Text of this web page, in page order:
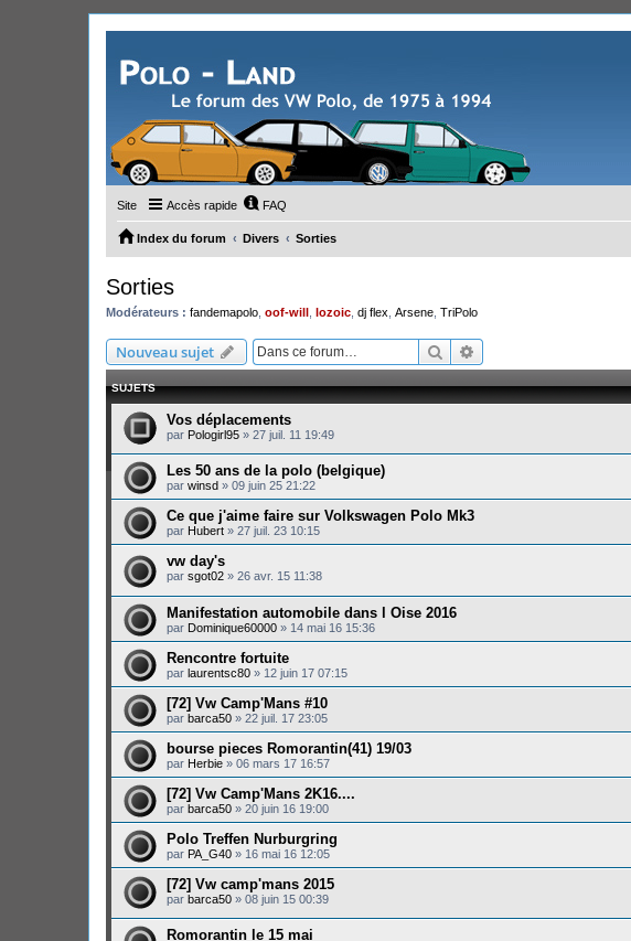
Site Accès rapide FAQ
Index du forum Divers Sorties
Sorties
Modérateurs : fandemapolo oof-will lozoic dj flex Arsene TriPolo
Nouveau sujet Rechercher
SUJETS
Vos déplacements
par Pologirl95 » 27 juil. 11 19:49
Les 50 ans de la polo (belgique)
par winsd » 09 juin 25 21:22
Ce que j'aime faire sur Volkswagen Polo Mk3
par Hubert » 27 juil. 23 10:15
vw day's
par sgot02 » 26 avr. 15 11:38
Manifestation automobile dans l Oise 2016
par Dominique60000 » 14 mai 16 15:36
Rencontre fortuite
par laurentsc80 » 12 juin 17 07:15
[72] Vw Camp'Mans #10
par barca50 » 22 juil. 17 23:05
bourse pieces Romorantin(41) 19/03
par Herbie » 06 mars 17 16:57
[72] Vw Camp'Mans 2K16....
par barca50 » 20 juin 16 19:00
Polo Treffen Nurburgring
par PA_G40 » 16 mai 16 12:05
[72] Vw camp'mans 2015
par barca50 » 08 juin 15 00:39
Romorantin le 15 mai